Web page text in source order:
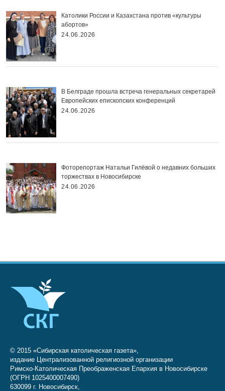
Католики России и Казахстана против «культуры
абортов»
24.06.2026
В Белграде прошла встреча генеральных секретарей
Европейских епископских конференций
24.06.2026
Фоторепортаж Натальи Гилёвой о недавних больших
торжествах в Новосибирске
24.06.2026
© 2015 «Сибирская католическая газета»,
издание Централизованной религиозной организации
Римско-Католическая Преображенская Епархия в Новосибирске
(ОГРН 1025400007490)
630099 г. Новосибирск,